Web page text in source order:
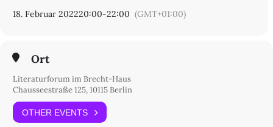
18. Februar 202220:00-22:00 (GMT+01:00)
Ort
Literaturforum im Brecht-Haus
Chausseestraße 125, 10115 Berlin
OTHER EVENTS